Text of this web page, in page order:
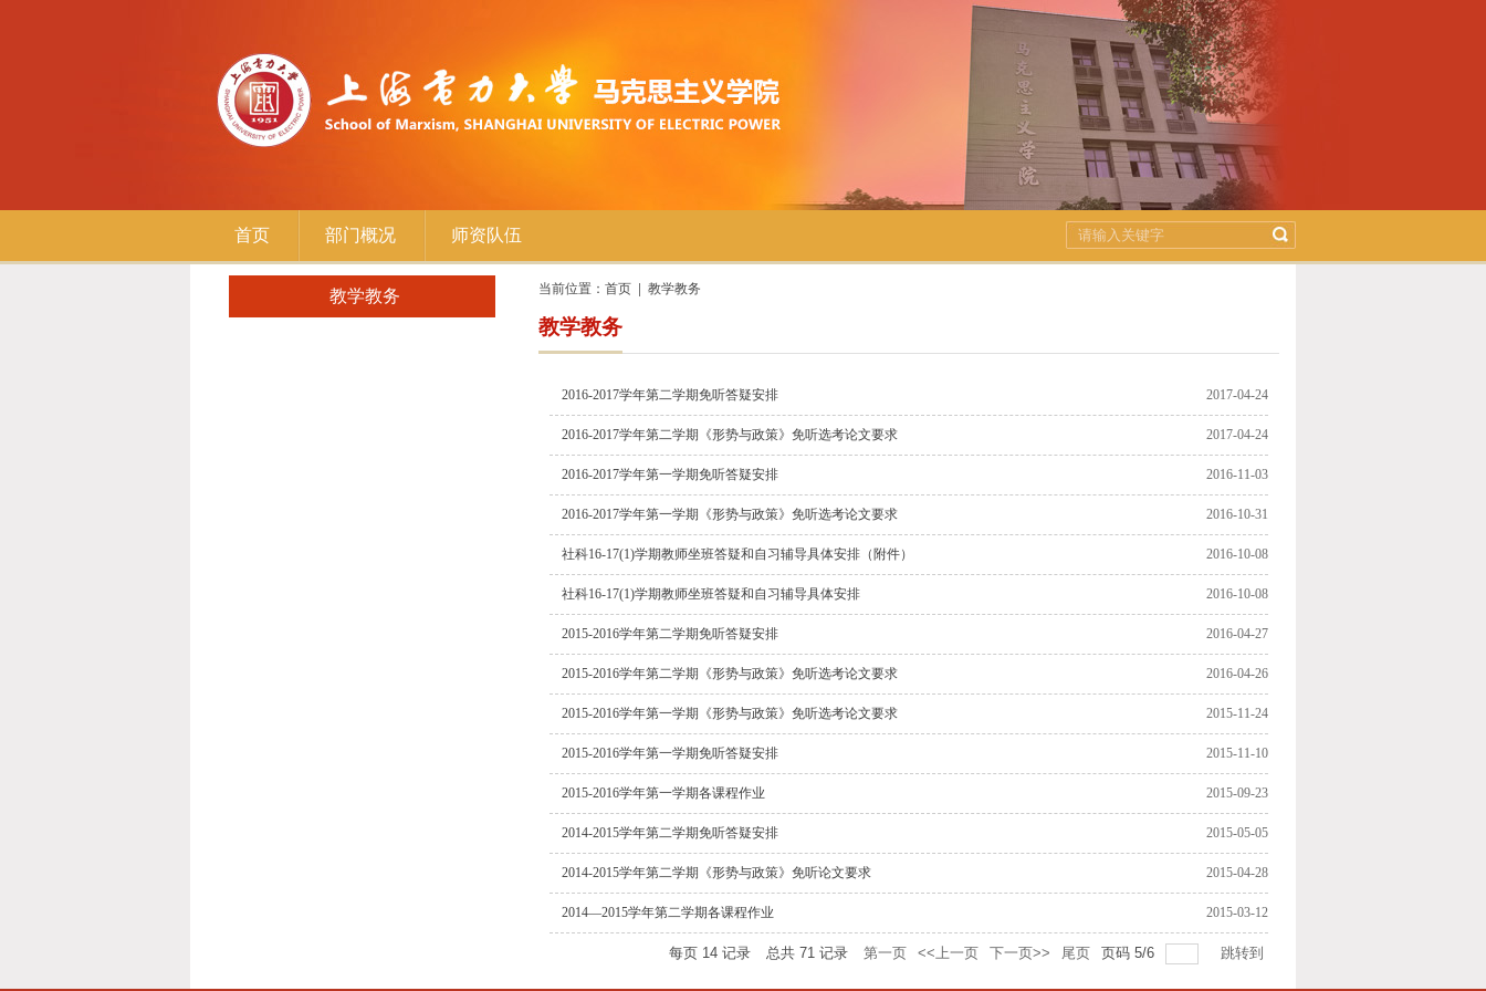
首页 部门概况 师资队伍
教学教务 当前位置： 首页 教学教务
教学教务
2016-2017学年第二学期免听答疑安排 2017-04-24
2016-2017学年第二学期《形势与政策》免听选考论文要求 2017-04-24
2016-2017学年第一学期免听答疑安排 2016-11-03
2016-2017学年第一学期《形势与政策》免听选考论文要求 2016-10-31
社科16-17(1)学期教师坐班答疑和自习辅导具体安排（附件） 2016-10-08
社科16-17(1)学期教师坐班答疑和自习辅导具体安排 2016-10-08
2015-2016学年第二学期免听答疑安排 2016-04-27
2015-2016学年第二学期《形势与政策》免听选考论文要求 2016-04-26
2015-2016学年第一学期《形势与政策》免听选考论文要求 2015-11-24
2015-2016学年第一学期免听答疑安排 2015-11-10
2015-2016学年第一学期各课程作业 2015-09-23
2014-2015学年第二学期免听答疑安排 2015-05-05
2014-2015学年第二学期《形势与政策》免听论文要求 2015-04-28
2014―2015学年第二学期各课程作业 2015-03-12
每页 14 记录 总共 71 记录 第一页 <<上一页 下一页>> 尾页 页码 5/6 跳转到